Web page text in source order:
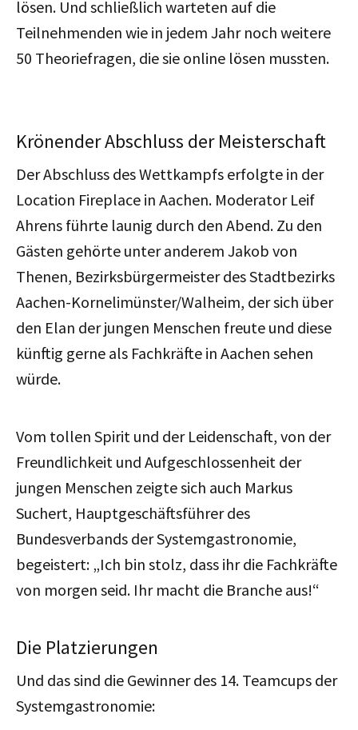
lösen. Und schließlich warteten auf die
Teilnehmenden wie in jedem Jahr noch weitere
50 Theoriefragen, die sie online lösen mussten.
Krönender Abschluss der Meisterschaft
Der Abschluss des Wettkampfs erfolgte in der
Location Fireplace in Aachen. Moderator Leif
Ahrens führte launig durch den Abend. Zu den
Gästen gehörte unter anderem Jakob von
Thenen, Bezirksbürgermeister des Stadtbezirks
Aachen-Kornelimünster/Walheim, der sich über
den Elan der jungen Menschen freute und diese
künftig gerne als Fachkräfte in Aachen sehen
würde.
Vom tollen Spirit und der Leidenschaft, von der
Freundlichkeit und Aufgeschlossenheit der
jungen Menschen zeigte sich auch Markus
Suchert, Hauptgeschäftsführer des
Bundesverbands der Systemgastronomie,
begeistert: „Ich bin stolz, dass ihr die Fachkräfte
von morgen seid. Ihr macht die Branche aus!“
Die Platzierungen
Und das sind die Gewinner des 14. Teamcups der
Systemgastronomie: